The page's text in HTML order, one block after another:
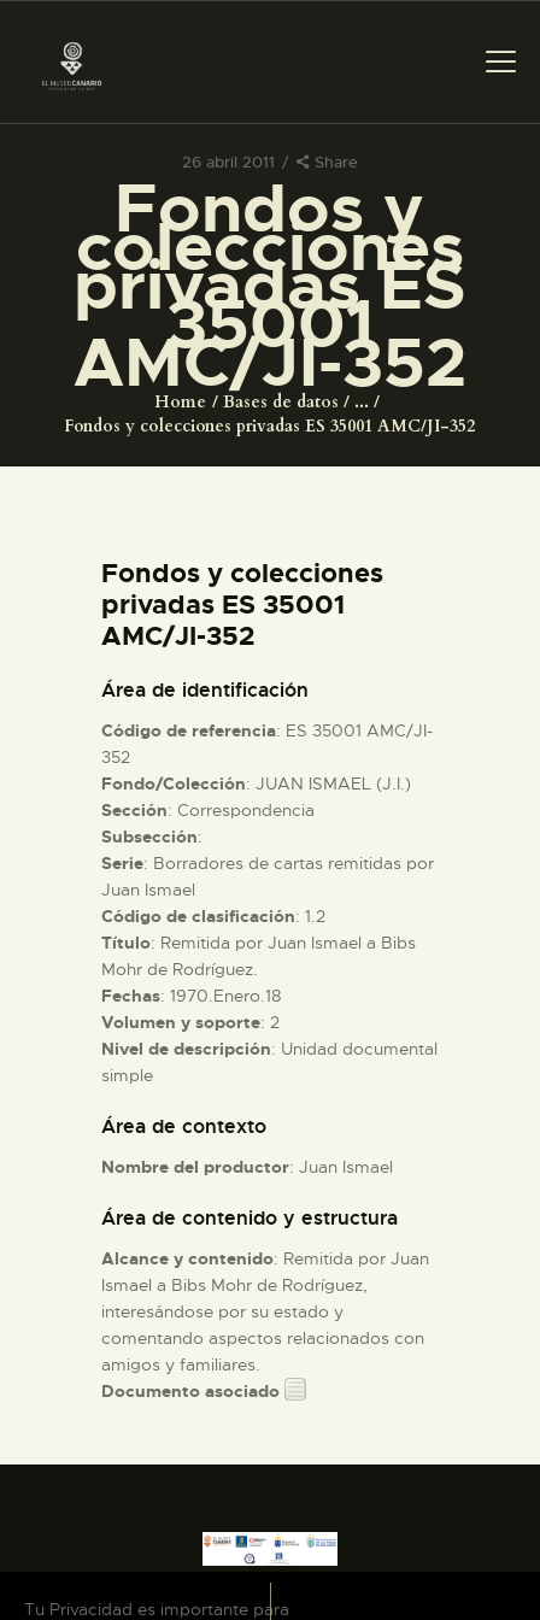
26 abril 2011 Share
Fondos y
colecciones
privadas ES
35001
AMC/JI-352
Home Bases de datos
...
Fondos y colecciones privadas ES 35001 AMC/JI-352
PREPARAR LA VISITA
ACTIVIDADES
█
EL MUSEO
DIDÁCTICA
ESPAÑOL
ACTIVIDADES
█
EL MUSEO
COLECCIONES
DIDÁCTICA
ESPAÑOL
Fondos y colecciones
privadas ES 35001
AMC/JI-352
Área de identificación
Código de referencia: ES 35001 AMC/JI-
352
Fondo/Colección: JUAN ISMAEL (J.I.)
Sección: Correspondencia
Subsección:
Serie: Borradores de cartas remitidas por
Juan Ismael
Código de clasificación: 1.2
Título: Remitida por Juan Ismael a Bibs
Mohr de Rodríguez.
Fechas: 1970.Enero.18
Volumen y soporte: 2
Nivel de descripción: Unidad documental
simple
Área de contexto
Nombre del productor: Juan Ismael
Área de contenido y estructura
Alcance y contenido: Remitida por Juan
Ismael a Bibs Mohr de Rodríguez,
interesándose por su estado y
comentando aspectos relacionados con
amigos y familiares.
Documento asociado
Tu Privacidad es importante para